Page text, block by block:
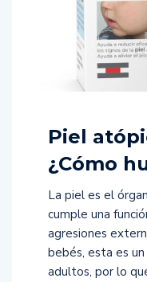
Piel
¿Cómo
La piel es el
cumple una
agresiones
bebés, esta es
adultos, por lo